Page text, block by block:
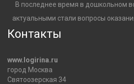
В последнее время в дошкольном
актуальными стали вопросы
Контакты
www.logirina.ru
город Москва
Святоозерская 34